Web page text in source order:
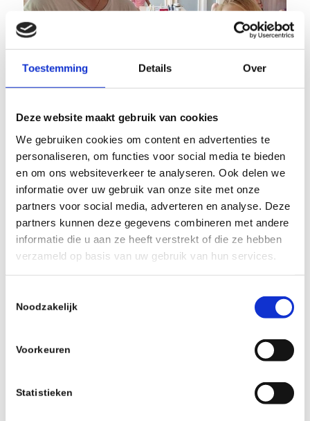
Toestemming Details Over
Deze website maakt gebruik van cookies
We gebruiken cookies om content en advertenties te
personaliseren, om functies voor social media te bieden
en om ons websiteverkeer te analyseren. Ook delen we
informatie over uw gebruik van onze site met onze
partners voor social media, adverteren en analyse. Deze
partners kunnen deze gegevens combineren met andere
informatie die u aan ze heeft verstrekt of die ze hebben
verzameld op basis van uw gebruik van hun services.
Noodzakelijk
Voorkeuren
Statistieken
Ook Idsert heeft inmiddels een goed
gevulde prijzenkast. Bij debasisschooljeugd
haalde hij een prachtige score van 9
overwinningen en één remise. Volgend
schooljaar speelt Idsert mee in de
kansen voor Rohan en Daan, de huidige
nummers twee en drie in de eindklassering,
om volgend seizoen de grootste trofee te
bemachtigen.